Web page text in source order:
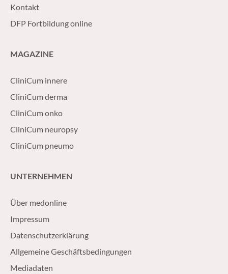
Kontakt
DFP Fortbildung online
MAGAZINE
CliniCum innere
CliniCum derma
CliniCum onko
CliniCum neuropsy
CliniCum pneumo
UNTERNEHMEN
Über medonline
Impressum
Datenschutzerklärung
Allgemeine Geschäftsbedingungen
Mediadaten